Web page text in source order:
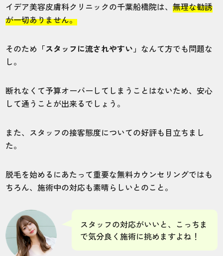
イデア美容皮膚科クリニックの千葉船橋院は、無理な勧誘
が一切ありません。
そのため 「スタッフに流されやすい」 なんて方でも問題な
し。
断れなくて予算オーバーしてしまうことはないため、安心
して通うことが出来るでしょう。
また、スタッフの接客態度についての好評も目立ちまし
た。
脱毛を始めるにあたって重要な無料カウンセリングではも
ちろん、施術中の対応も素晴らしいとのこと。
スタッフの対応がいいと、こっちま
で気分良く施術に挑めますよね！